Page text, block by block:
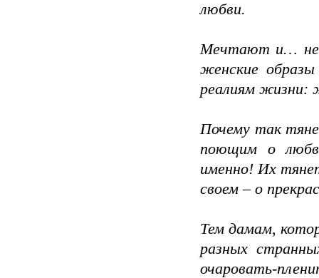
любви.
Мечтают и… не
женские
реалиям жизни:
Почему так
поющим о
именно! Их
своем – о
Тем дамам,
разных
очаровать-